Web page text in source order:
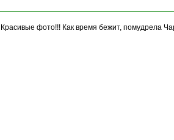
Красивые фото!!! Как время бежит, помудрела